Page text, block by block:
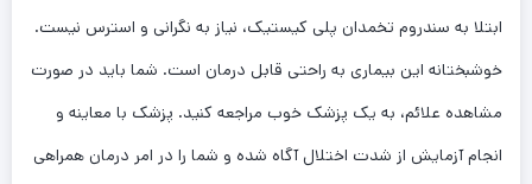
ابتلا به سندروم تخمدان پلی کیستیک، نیاز به نگرانی و استرس نیست.
خوشبختانه این بیماری به راحتی قابل درمان است. شما باید در صورت
مشاهده علائم، به یک پزشک خوب مراجعه کنید. پزشک با معاینه و
انجام آزمایش از شدت اختلال آگاه شده و شما را در امر درمان همراهی